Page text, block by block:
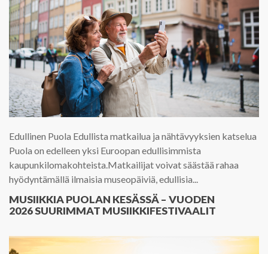
Edullinen Puola Edullista matkailua ja nähtävyyksien katselua
Puola on edelleen yksi Euroopan edullisimmista
kaupunkilomakohteista.Matkailijat voivat säästää rahaa
hyödyntämällä ilmaisia museopäiviä, edullisia...
MUSIIKKIA PUOLAN KESÄSSÄ – VUODEN
2026 SUURIMMAT MUSIIKKIFESTIVAALIT